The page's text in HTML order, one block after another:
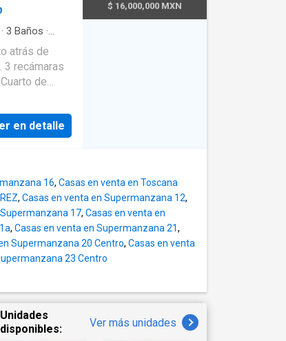
gran
de
mayor
que
plazo.
· 3 Baños ·
·Acceso para
· Zona infantil
·
atrás de
en detalle
$ 16,000,000 MXN
16, Casas en venta en Toscana
, Casas en venta en Supermanzana 12,
17, Casas en venta en
, Casas en venta en Supermanzana 21,
Supermanzana 20 Centro, Casas en venta
23 Centro
Unidades
disponibles:
Ver más unidades